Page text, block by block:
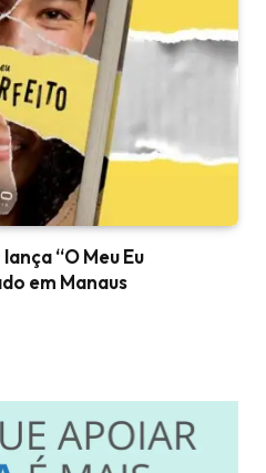
“O Meu Eu
em Manaus